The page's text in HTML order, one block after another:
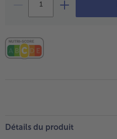
Détails du produit